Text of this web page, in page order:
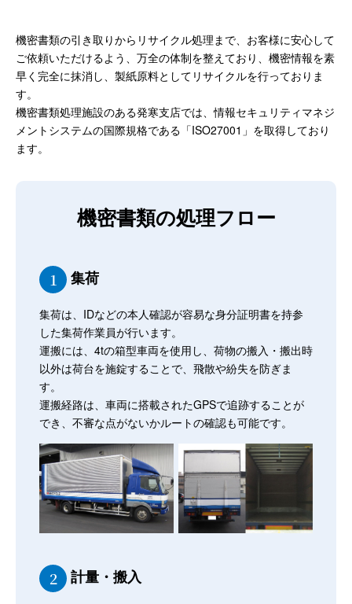
機密書類の引き取りからリサイクル処理まで、お客様に安心して
ご依頼いただけるよう、万全の体制を整えており、機密情報を素
早く完全に抹消し、製紙原料としてリサイクルを行っておりま
す。
機密書類処理施設のある発寒支店では、情報セキュリティマネジ
メントシステムの国際規格である「ISO27001」を取得しており
ます。
機密書類の処理フロー
1 集荷
集荷は、IDなどの本人確認が容易な身分証明書を持参
した集荷作業員が行います。
運搬には、4tの箱型車両を使用し、荷物の搬入・搬出時
以外は荷台を施錠することで、飛散や紛失を防ぎま
す。
運搬経路は、車両に搭載されたGPSで追跡することが
でき、不審な点がないかルートの確認も可能です。
2 計量・搬入